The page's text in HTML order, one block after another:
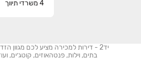
4 משרדי תיווך
יד2 - דירות למכירה מציע לכם מגוון
בתים, וילות, פנטהאוזים, קוטג׳ים,